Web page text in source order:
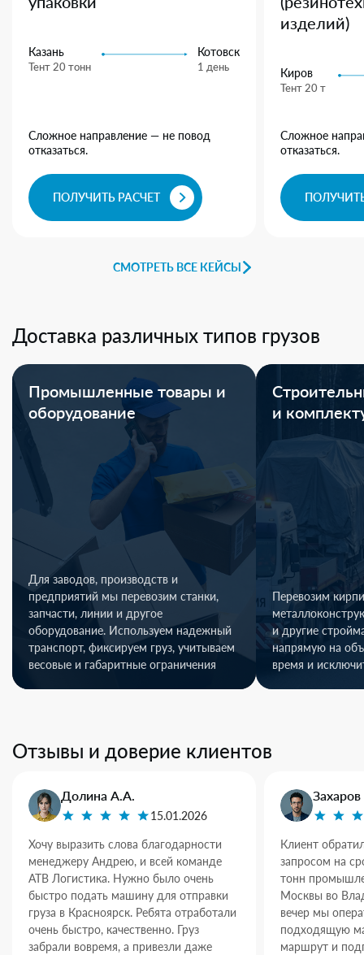
СМОТРЕТЬ ВСЕ КЕЙСЫ
Казань
Тент 20 тонн
Котовск
1 день
Сложное направление — не повод
отказаться.
ПОЛУЧИТЬ РАСЧЕТ
изделий)
Киров
Тент 20 т
Сложное
отказаться.
Доставка различных типов грузов
Промышленные товары и
оборудование
Для заводов, производств и
предприятий мы перевозим станки,
запчасти, линии и другое
оборудование. Используем надежный
транспорт, фиксируем груз, учитываем
весовые и габаритные ограничения
и
Перевозим
и другие
напрямую на
время и
Отзывы и доверие клиентов
Долина А.А.
15.01.2026
Хочу выразить слова благодарности
менеджеру Андрею, и всей команде
АТВ Логистика. Нужно было очень
быстро подать машину для отправки
груза в Красноярск. Ребята отработали
очень быстро, качественно. Груз
забрали вовремя, а привезли даже
Клиент
запросом на
тонн
Москвы во
вечер мы
подходящую
маршрут и